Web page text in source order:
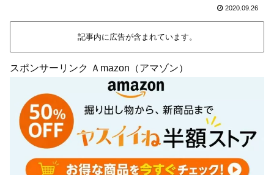
2020.09.26
記事内に広告が含まれています。
スポンサーリンク Ａmazon（アマゾン）